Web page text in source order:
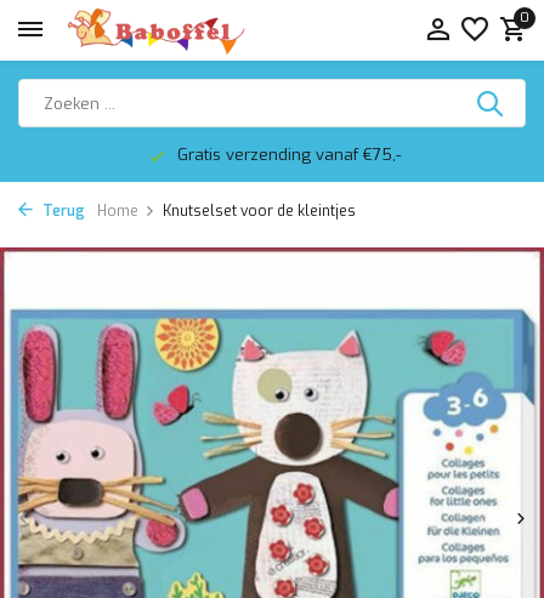
0
Gratis verzending vanaf €75,-
Terug Home Knutselset voor de kleintjes